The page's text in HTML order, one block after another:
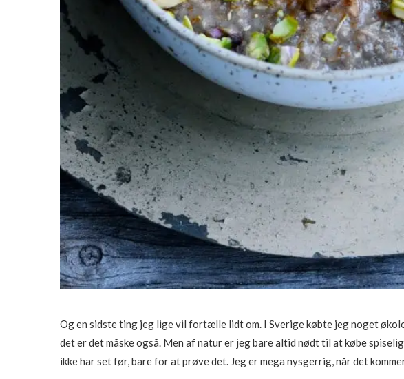
Og en sidste ting jeg lige vil fortælle lidt om. I Sverige købte jeg noget
det er det måske også. Men af natur er jeg bare altid nødt til at købe
ikke har set før, bare for at prøve det. Jeg er mega nysgerrig, når det